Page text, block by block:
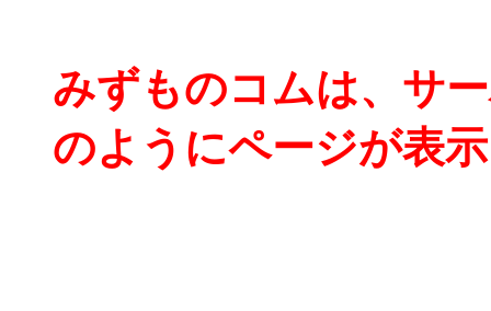
みずものコムは、サ
のようにページが表